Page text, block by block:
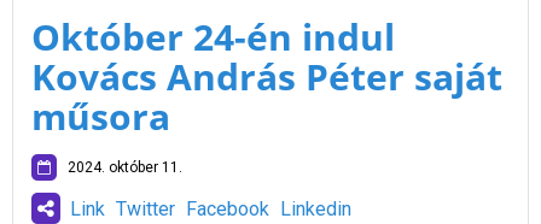
Október 24-én indul
Kovács András Péter saját
műsora
2024. október 11.
Link Twitter Facebook Linkedin